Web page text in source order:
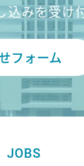
込みを受け
フォーム
JOBS